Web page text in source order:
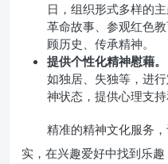
日，组织形式多样的
革命故事、参观红色
顾历史、传承精神。
提供个性化精神慰藉。
如独居、失独等，进
神状态，提供心理支持
精准的精神文化服务
实，在兴趣爱好中找到乐